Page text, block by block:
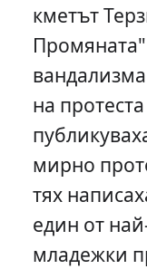
кметът
на
мирно
тях
един от
младежки